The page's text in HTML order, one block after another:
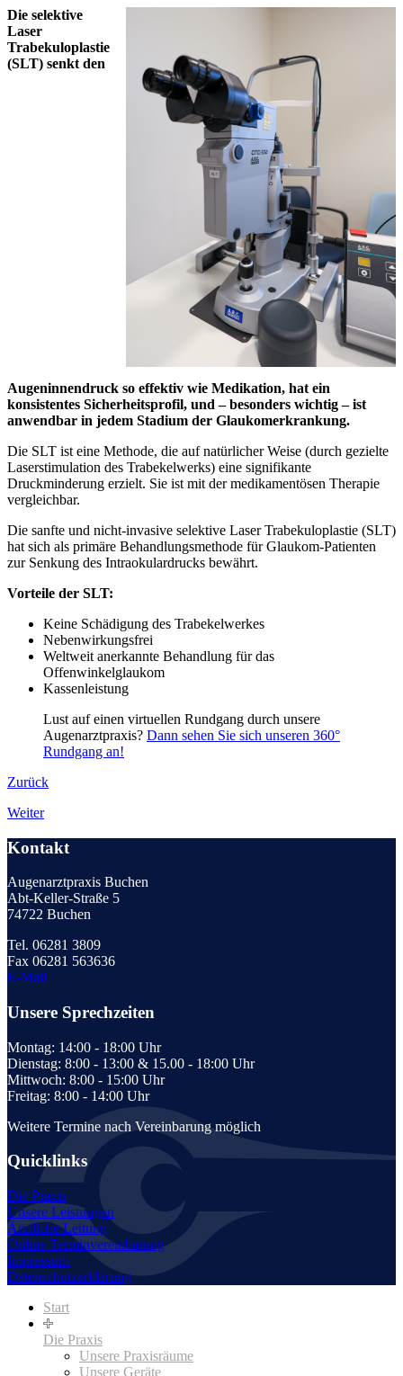
Die selektive
Laser
Trabekuloplastie
(SLT) senkt den
Augeninnendruck so effektiv wie Medikation, hat ein
konsistentes Sicherheitsprofil, und – besonders wichtig – ist
anwendbar in jedem Stadium der Glaukomerkrankung.
Die SLT ist eine Methode, die auf natürlicher Weise (durch gezielte
Laserstimulation des Trabekelwerks) eine signifikante
Druckminderung erzielt. Sie ist mit der medikamentösen Therapie
vergleichbar.
Die sanfte und nicht-invasive selektive Laser Trabekuloplastie (SLT)
hat sich als primäre Behandlungsmethode für Glaukom-Patienten
zur Senkung des Intraokulardrucks bewährt.
Vorteile der SLT:
Keine Schädigung des Trabekelwerkes
Nebenwirkungsfrei
Weltweit anerkannte Behandlung für das
Offenwinkelglaukom
Kassenleistung
Lust auf einen virtuellen Rundgang durch unsere
Augenarztpraxis? Dann sehen Sie sich unseren 360°
Rundgang an!
Zurück
Weiter
Kontakt
Augenarztpraxis Buchen
Abt-Keller-Straße 5
74722 Buchen
Tel. 06281 3809
Fax 06281 563636
E-Mail
Unsere Sprechzeiten
Montag: 14:00 - 18:00 Uhr
Dienstag: 8:00 - 13:00 & 15.00 - 18:00 Uhr
Mittwoch: 8:00 - 15:00 Uhr
Freitag: 8:00 - 14:00 Uhr
Weitere Termine nach Vereinbarung möglich
Quicklinks
Die Praxis
Unsere Leistungen
Ärztliche Leitung
Online Terminvereinbarung
Impressum
Datenschutzerklärung
Start
Die Praxis
Unsere Praxisräume
Unsere Geräte